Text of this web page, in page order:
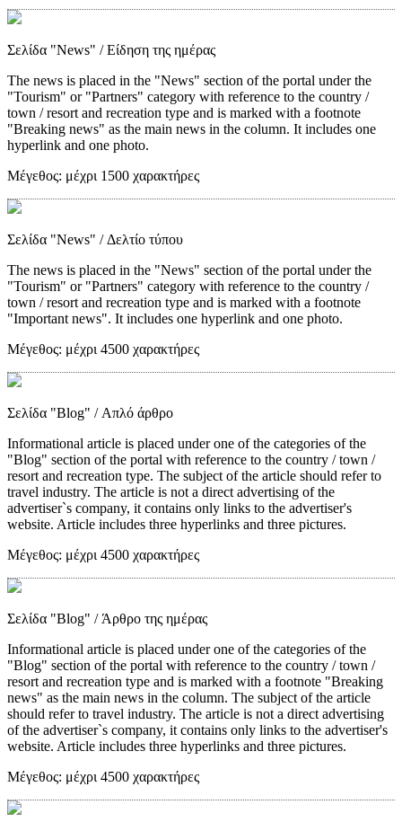
Σελίδα "News" / Είδηση της ημέρας
The news is placed in the "News" section of the portal under the
"Tourism" or "Partners" category with reference to the country /
town / resort and recreation type and is marked with a footnote
"Breaking news" as the main news in the column. It includes one
hyperlink and one photo.
Μέγεθος: μέχρι 1500 χαρακτήρες
Σελίδα "News" / Δελτίο τύπου
The news is placed in the "News" section of the portal under the
"Tourism" or "Partners" category with reference to the country /
town / resort and recreation type and is marked with a footnote
"Important news". It includes one hyperlink and one photo.
Μέγεθος: μέχρι 4500 χαρακτήρες
Σελίδα "Blog" / Απλό άρθρο
Informational article is placed under one of the categories of the
"Blog" section of the portal with reference to the country / town /
resort and recreation type. The subject of the article should refer to
travel industry. The article is not a direct advertising of the
advertiser`s company, it contains only links to the advertiser's
website. Article includes three hyperlinks and three pictures.
Μέγεθος: μέχρι 4500 χαρακτήρες
Σελίδα "Blog" / Άρθρο της ημέρας
Informational article is placed under one of the categories of the
"Blog" section of the portal with reference to the country / town /
resort and recreation type and is marked with a footnote "Breaking
news" as the main news in the column. The subject of the article
should refer to travel industry. The article is not a direct advertising
of the advertiser`s company, it contains only links to the advertiser's
website. Article includes three hyperlinks and three pictures.
Μέγεθος: μέχρι 4500 χαρακτήρες